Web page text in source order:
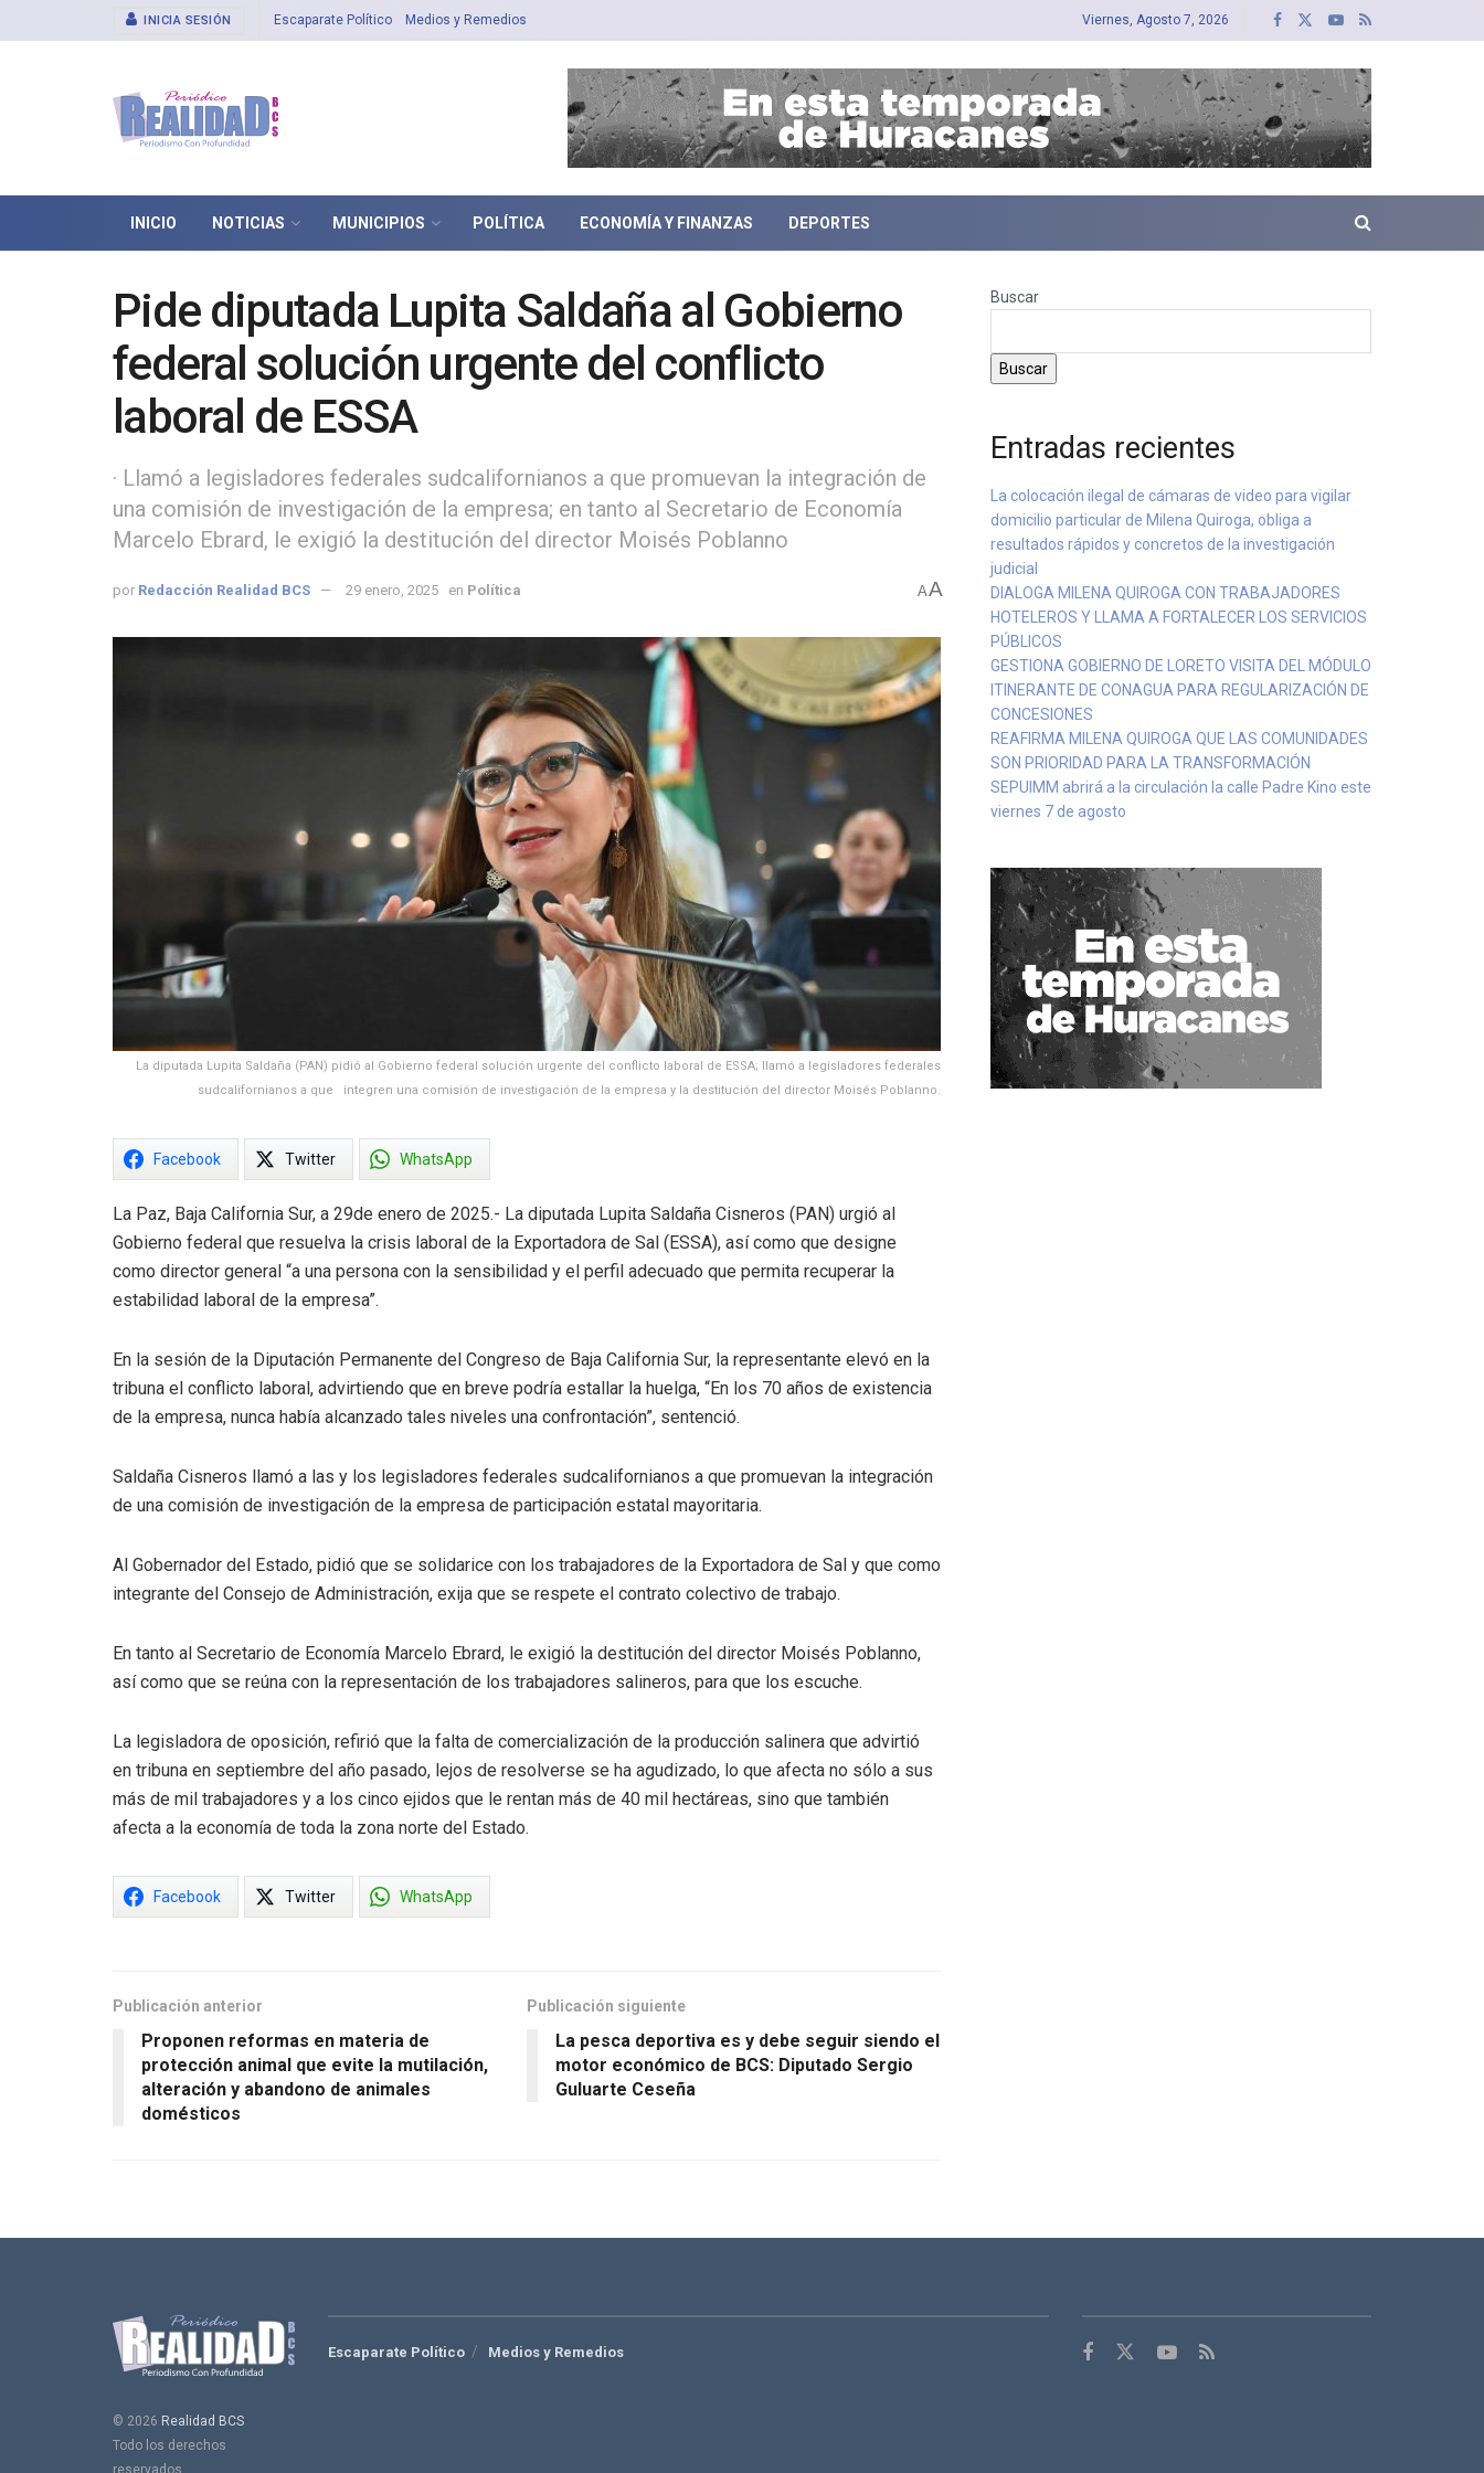
INICIA SESIÓN Escaparate Político Medios y Remedios Viernes, Agosto 7, 2026
INICIO NOTICIAS MUNICIPIOS POLÍTICA ECONOMÍA Y FINANZAS DEPORTES
Pide diputada Lupita Saldaña al Gobierno
federal solución urgente del conflicto
laboral de ESSA
· Llamó a legisladores federales sudcalifornianos a que promuevan la integración de
una comisión de investigación de la empresa; en tanto al Secretario de Economía
Marcelo Ebrard, le exigió la destitución del director Moisés Poblanno
por Redacción Realidad BCS 29 enero, 2025 en Política AA
La diputada Lupita Saldaña (PAN) pidió al Gobierno federal solución urgente del conflicto laboral de ESSA; llamó a legisladores federales
sudcalifornianos a que integren una comisión de investigación de la empresa y la destitución del director Moisés Poblanno.
Facebook Twitter WhatsApp
La Paz, Baja California Sur, a 29de enero de 2025.- La diputada Lupita Saldaña Cisneros (PAN) urgió al
Gobierno federal que resuelva la crisis laboral de la Exportadora de Sal (ESSA), así como que designe
como director general “a una persona con la sensibilidad y el perfil adecuado que permita recuperar la
estabilidad laboral de la empresa”.
En la sesión de la Diputación Permanente del Congreso de Baja California Sur, la representante elevó en la
tribuna el conflicto laboral, advirtiendo que en breve podría estallar la huelga, “En los 70 años de existencia
de la empresa, nunca había alcanzado tales niveles una confrontación”, sentenció.
Saldaña Cisneros llamó a las y los legisladores federales sudcalifornianos a que promuevan la integración
de una comisión de investigación de la empresa de participación estatal mayoritaria.
Al Gobernador del Estado, pidió que se solidarice con los trabajadores de la Exportadora de Sal y que como
integrante del Consejo de Administración, exija que se respete el contrato colectivo de trabajo.
En tanto al Secretario de Economía Marcelo Ebrard, le exigió la destitución del director Moisés Poblanno,
así como que se reúna con la representación de los trabajadores salineros, para que los escuche.
La legisladora de oposición, refirió que la falta de comercialización de la producción salinera que advirtió
en tribuna en septiembre del año pasado, lejos de resolverse se ha agudizado, lo que afecta no sólo a sus
más de mil trabajadores y a los cinco ejidos que le rentan más de 40 mil hectáreas, sino que también
afecta a la economía de toda la zona norte del Estado.
Facebook Twitter WhatsApp
Publicación anterior
Proponen reformas en materia de
protección animal que evite la mutilación,
alteración y abandono de animales
domésticos
Publicación siguiente
La pesca deportiva es y debe seguir siendo el
motor económico de BCS: Diputado Sergio
Guluarte Ceseña
Buscar
Buscar
Entradas recientes
La colocación ilegal de cámaras de video para vigilar
domicilio particular de Milena Quiroga, obliga a
resultados rápidos y concretos de la investigación
judicial
DIALOGA MILENA QUIROGA CON TRABAJADORES
HOTELEROS Y LLAMA A FORTALECER LOS SERVICIOS
PÚBLICOS
GESTIONA GOBIERNO DE LORETO VISITA DEL MÓDULO
ITINERANTE DE CONAGUA PARA REGULARIZACIÓN DE
CONCESIONES
REAFIRMA MILENA QUIROGA QUE LAS COMUNIDADES
SON PRIORIDAD PARA LA TRANSFORMACIÓN
SEPUIMM abrirá a la circulación la calle Padre Kino este
viernes 7 de agosto
© 2026 Realidad BCS
Todo los derechos
reservados
Escaparate Político Medios y Remedios